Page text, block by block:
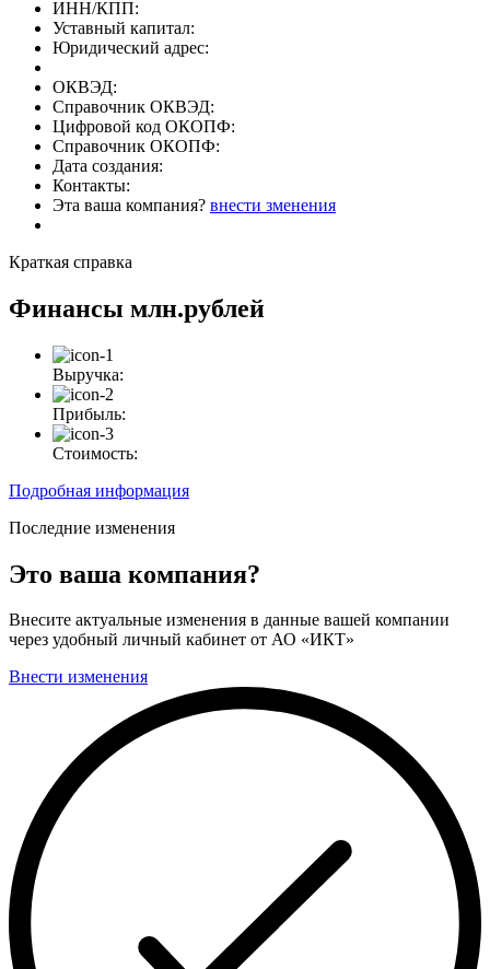
ИНН/КПП:
Уставный капитал:
Юридический адрес:
ОКВЭД:
Справочник ОКВЭД:
Цифровой код ОКОПФ:
Справочник ОКОПФ:
Дата создания:
Контакты:
Эта ваша компания? внести зменения
Краткая справка
Финансы млн.рублей
Выручка:
Прибыль:
Стоимость:
Подробная информация
Последние изменения
Это ваша компания?
Внесите актуальные изменения в данные вашей компании
через удобный личный кабинет от АО «ИКТ»
Внести изменения